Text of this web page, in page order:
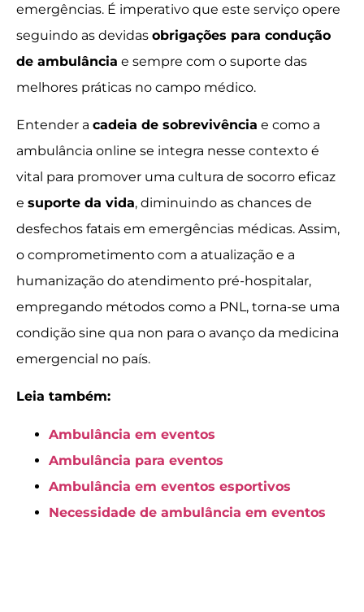
emergências. É imperativo que este serviço opere
seguindo as devidas obrigações para condução
de ambulância e sempre com o suporte das
melhores práticas no campo médico.
Entender a cadeia de sobrevivência e como a
ambulância online se integra nesse contexto é
vital para promover uma cultura de socorro eficaz
e suporte da vida, diminuindo as chances de
desfechos fatais em emergências médicas. Assim,
o comprometimento com a atualização e a
humanização do atendimento pré-hospitalar,
empregando métodos como a PNL, torna-se uma
condição sine qua non para o avanço da medicina
emergencial no país.
Leia também:
Ambulância em eventos
Ambulância para eventos
Ambulância em eventos esportivos
Necessidade de ambulância em eventos